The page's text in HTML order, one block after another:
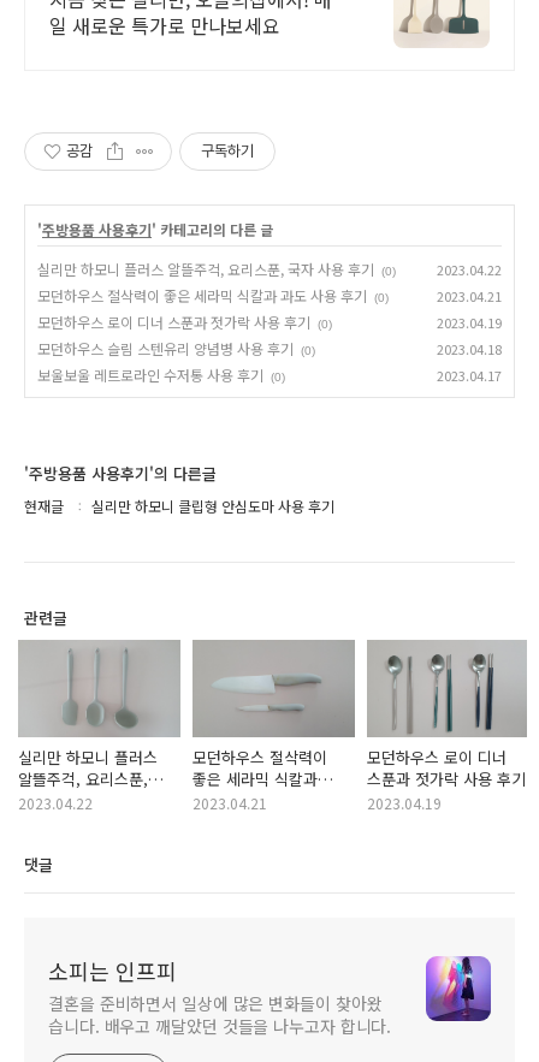
일 새로운 특가로 만나보세요
공감 구독하기
'주방용품 사용후기' 카테고리의 다른 글
실리만 하모니 플러스 알뜰주걱, 요리스푼, 국자 사용 후기
(0) 2023.04.22
모던하우스 절삭력이 좋은 세라믹 식칼과 과도 사용 후기 (0) 2023.04.21
모던하우스 로이 디너 스푼과 젓가락 사용 후기 (0) 2023.04.19
모던하우스 슬림 스텐유리 양념병 사용 후기 (0) 2023.04.18
보울보울 레트로라인 수저통 사용 후기 (0) 2023.04.17
'주방용품 사용후기'의 다른글
현재글 실리만 하모니 클립형 안심도마 사용 후기
관련글
실리만 하모니 플러스
알뜰주걱, 요리스푼,
국자 사용 후기
2023.04.22
모던하우스 절삭력이
좋은 세라믹 식칼과
과도 사용 후기
2023.04.21
모던하우스 로이 디너
스푼과 젓가락 사용 후기
2023.04.19
댓글
소피는 인프피
결혼을 준비하면서 일상에 많은 변화들이 찾아왔
습니다. 배우고 깨달았던 것들을 나누고자 합니다.